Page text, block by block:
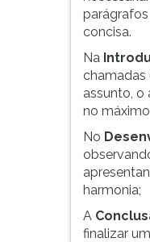
concisa.
Na
chamadas
assunto, o
no
No
harmonia;
A
finalizar